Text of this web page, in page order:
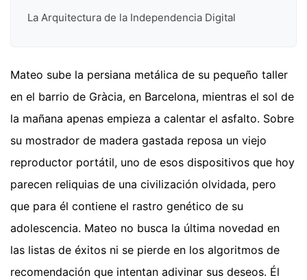
La Arquitectura de la Independencia Digital
Mateo sube la persiana metálica de su pequeño taller
en el barrio de Gràcia, en Barcelona, mientras el sol de
la mañana apenas empieza a calentar el asfalto. Sobre
su mostrador de madera gastada reposa un viejo
reproductor portátil, uno de esos dispositivos que hoy
parecen reliquias de una civilización olvidada, pero
que para él contiene el rastro genético de su
adolescencia. Mateo no busca la última novedad en
las listas de éxitos ni se pierde en los algoritmos de
recomendación que intentan adivinar sus deseos. Él